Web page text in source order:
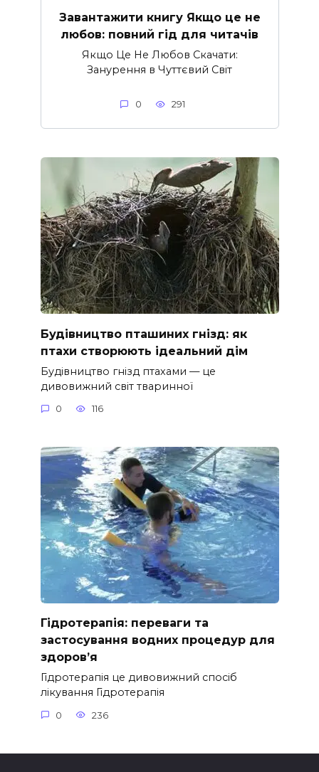
Завантажити книгу Якщо це не
любов: повний гід для читачів
Якщо Це Не Любов Скачати:
Занурення в Чуттєвий Світ
0 291
Будівництво пташиних гнізд: як
птахи створюють ідеальний дім
Будівництво гнізд птахами — це
дивовижний світ тваринної
0 116
Гідротерапія: переваги та
застосування водних процедур для
здоров’я
Гідротерапія це дивовижний спосіб
лікування Гідротерапія
0 236